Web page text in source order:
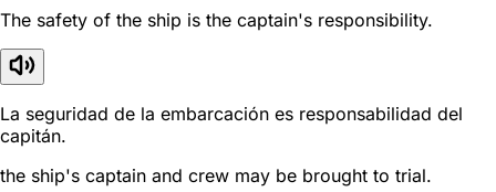
The safety of the ship is the captain's responsibility.
La seguridad de la embarcación es responsabilidad del
capitán.
the ship's captain and crew may be brought to trial.